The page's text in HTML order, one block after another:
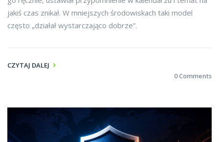
jakiś czas znikał. W mniejszych środowiskach taki model
często „działał wystarczająco dobrze”.
CZYTAJ DALEJ
0 Comments